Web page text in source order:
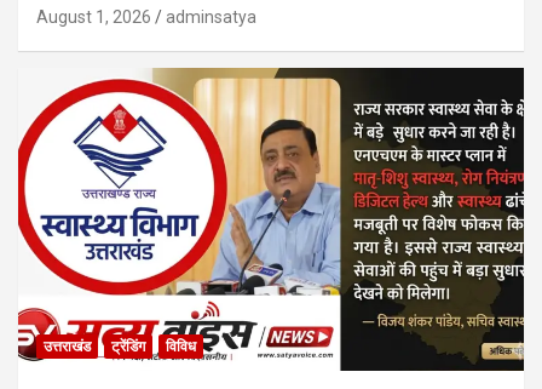
August 1, 2026 adminsatya
उत्तराखंड ट्रेंडिंग विविध